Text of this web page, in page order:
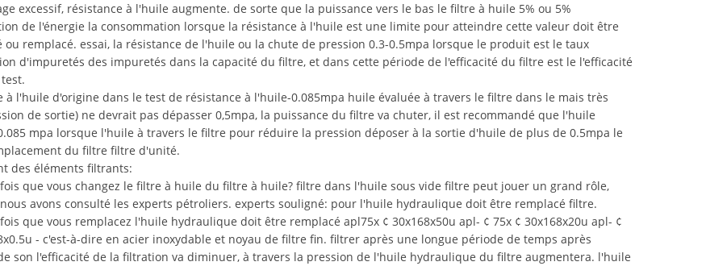
excessif, résistance à l'huile augmente. de sorte que la puissance vers le bas le filtre à huile 5% ou 5%
de l'énergie la consommation lorsque la résistance à l'huile est une limite pour atteindre cette valeur doit être
ou remplacé. essai, la résistance de l'huile ou la chute de pression 0.3-0.5mpa lorsque le produit est le taux
d'impuretés des impuretés dans la capacité du filtre, et dans cette période de l'efficacité du filtre est le l'efficacité
à l'huile d'origine dans le test de résistance à l'huile-0.085mpa huile évaluée à travers le filtre dans le mais très
de sortie) ne devrait pas dépasser 0,5mpa, la puissance du filtre va chuter, il est recommandé que l'huile
mpa lorsque l'huile à travers le filtre pour réduire la pression déposer à la sortie d'huile de plus de 0.5mpa le
du filtre filtre d'unité.
des éléments filtrants:
que vous changez le filtre à huile du filtre à huile? filtre dans l'huile sous vide filtre peut jouer un grand rôle,
avons consulté les experts pétroliers. experts souligné: pour l'huile hydraulique doit être remplacé filtre.
que vous remplacez l'huile hydraulique doit être remplacé apl75x ¢ 30x168x50u apl- ¢ 75x ¢ 30x168x20u apl- ¢
- c'est-à-dire en acier inoxydable et noyau de filtre fin. filtrer après une longue période de temps après
son l'efficacité de la filtration va diminuer, à travers la pression de l'huile hydraulique du filtre augmentera. l'huile